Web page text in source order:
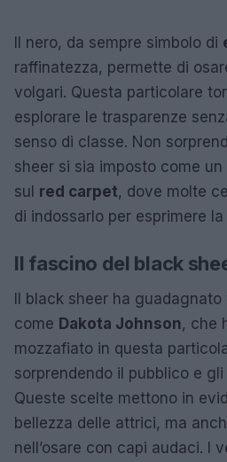
Il nero, da sempre simbolo di
raffinatezza, permette di
volgari. Questa particolare
esplorare le trasparenze
senso di classe. Non
sheer si sia imposto come
sul red carpet, dove molte
di indossarlo per esprimere
Il fascino del black
Il black sheer ha
come Dakota Johnson, che
mozzafiato in questa
sorprendendo il pubblico e
Queste scelte mettono in
bellezza delle attrici, ma
nell’osare con capi audaci. I